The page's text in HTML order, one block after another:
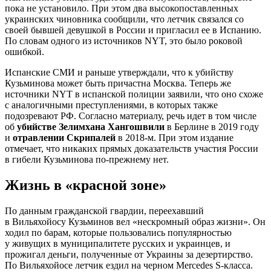
пока не установило. При этом два высокопоставленных
украинских чиновника сообщили, что летчик связался со
своей бывшей девушкой в России и пригласил ее в Испанию.
По словам одного из источников NYT, это было роковой
ошибкой.
Испанские СМИ и раньше утверждали, что к убийству
Кузьминова может быть причастна Москва. Теперь же
источники NYT в испанской полиции заявили, что оно схоже
с аналогичными преступлениями, в которых также
подозревают РФ. Согласно материалу, речь идет в том числе
об убийстве Зелимхана Хангошвили в Берлине в 2019 году
и отравлении Скрипалей в 2018-м. При этом издание
отмечает, что никаких прямых доказательств участия России
в гибели Кузьминова по-прежнему нет.
Жизнь в «красной зоне»
По данным гражданской гвардии, переехавший
в Вильяхойосу Кузьминов вел «нескромный образ жизни». Он
ходил по барам, которые пользовались популярностью
у живущих в муниципалитете русских и украинцев, и
прожигал деньги, полученные от Украины за дезертирство.
По Вильяхойосе летчик ездил на черном Mercedes S-класса.